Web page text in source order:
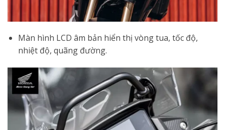
Màn hình LCD âm bản hiển thị vòng tua, tốc độ,
nhiệt độ, quãng đường.